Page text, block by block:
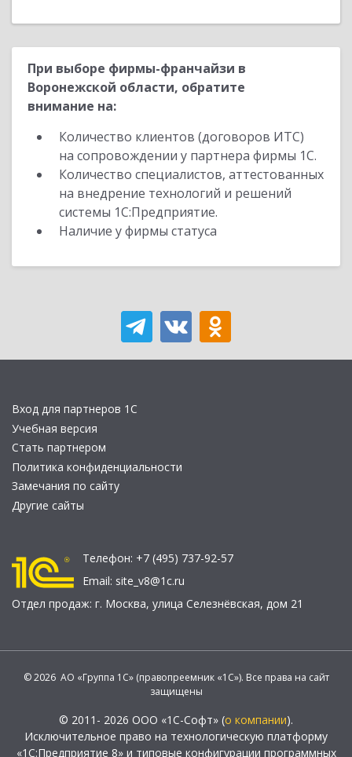
При выборе фирмы-франчайзи в
Воронежской области, обратите
внимание на:
Количество клиентов (договоров ИТС)
на сопровождении у партнера фирмы 1С.
Количество специалистов, аттестованных
на внедрение технологий и решений
системы 1С:Предприятие.
Наличие у фирмы статуса
Вход для партнеров 1С
Учебная версия
Стать партнером
Политика конфиденциальности
Замечания по сайту
Другие сайты
Телефон: +7 (495) 737-92-57
Email: site_v8@1c.ru
Отдел продаж: г. Москва, улица Селезнёвская, дом 21
© 2026 АО «Группа 1С» (правопреемник «1С»). Все права на сайт
защищены
© 2011- 2026 ООО «1С-Софт» (о компании).
Исключительное право на технологическую платформу
«1С:Предприятие 8» и типовые конфигурации программных